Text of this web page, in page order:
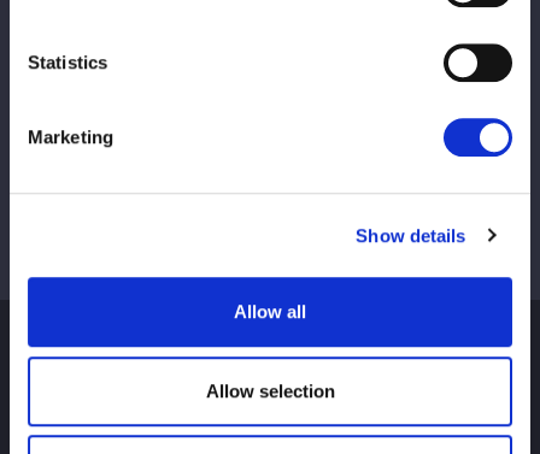
Statistics
Marketing
Show details
Allow all
Allow selection